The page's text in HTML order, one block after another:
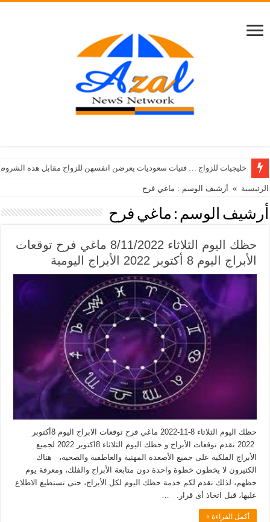
خليجيات للزواج … فتيات سعوديات يعرضن انفسهن للزواج مقابل هذه
الرئيسية » أرشيف الوسم : ماغي فرح
أرشيف الوسم : ماغي فرح
حظك اليوم الثلاثاء 8/11/2022 ماغي فرح توقعات
الأبراج اليوم 8 أكتوبر 2022 الأبراج اليومية
حظك اليوم الثلاثاء 8-11-2022 ماغي فرح توقعات الابراج اليوم 8أكتوبر
2022 نقدم توقعات الأبراج و حظك اليوم الثلاثاء 8اكتوبر 2022 لجميع
الأبراج الفلكية على جميع الأصعدة المهنية والعاطفية والصحية، هناك
الكثيرون لا يخطون خطوة واحدة دون متابعة الأبراج والفلك، ومعرفة يوم
حظهم، لذلك نقدم لكم خدمة حظك اليوم لكل الأبراج، حتى تستطيع الاطلاع
عليها، قبل اتخاذ أى قرار. …
أكمل القراءة »